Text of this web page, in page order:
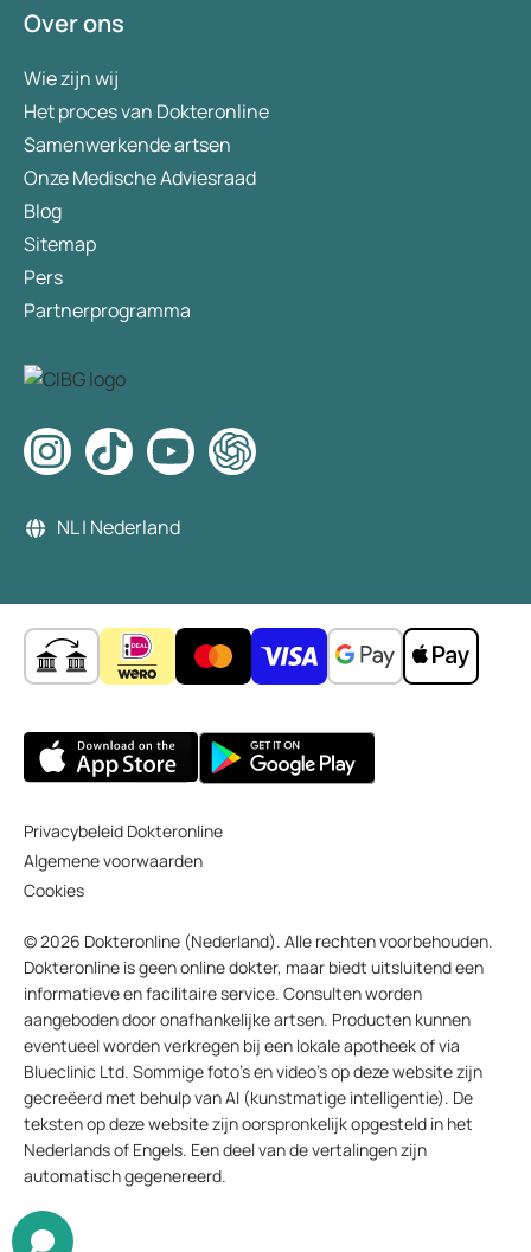
Over ons
Wie zijn wij
Het proces van Dokteronline
Samenwerkende artsen
Onze Medische Adviesraad
Blog
Sitemap
Pers
Partnerprogramma
NL | Nederland
Privacybeleid Dokteronline
Algemene voorwaarden
Cookies
© 2026 Dokteronline (Nederland). Alle rechten voorbehouden.
Dokteronline is geen online dokter, maar biedt uitsluitend een
informatieve en facilitaire service. Consulten worden
aangeboden door onafhankelijke artsen. Producten kunnen
eventueel worden verkregen bij een lokale apotheek of via
Blueclinic Ltd. Sommige foto’s en video’s op deze website zijn
gecreëerd met behulp van AI (kunstmatige intelligentie). De
teksten op deze website zijn oorspronkelijk opgesteld in het
Nederlands of Engels. Een deel van de vertalingen zijn
automatisch gegenereerd.